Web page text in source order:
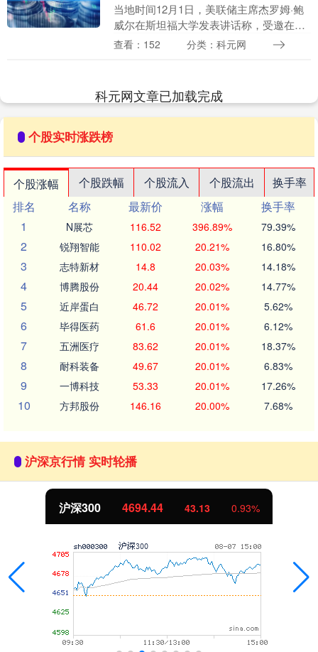
当地时间12月1日，美联储主席杰罗姆·鲍
威尔在斯坦福大学发表讲话称，受邀在此
谈论美国前国务卿乔治·舒尔茨的非凡遗
查看：152 分类：科元网
科元网文章已加载完成
个股实时涨跌榜
个股涨幅 个股跌幅 个股流入 个股流出
换手率
排名
名称 最新价 涨幅
换手率
1
N展芯 116.52 396.89% 79.39%
2 锐翔智能 110.02 20.21% 16.80%
3 志特新材 14.8 20.03% 14.18%
4 博腾股份 20.44 20.02% 14.77%
5 近岸蛋白 46.72 20.01% 5.62%
6 毕得医药 61.6 20.01% 6.12%
7 五洲医疗 83.62 20.01% 18.37%
8 耐科装备 49.67 20.01% 6.83%
9 一博科技 53.33 20.01% 17.26%
10 方邦股份 146.16 20.00% 7.68%
沪深京行情 实时轮播
北证50 1134.24 11.37 1.01%